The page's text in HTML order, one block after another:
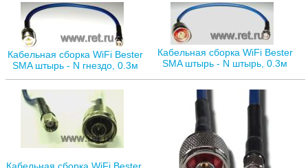
Кабельная сборка WiFi Bester
SMA штырь - N гнездо, 0.3м
Кабельная сборка WiFi Bester
SMA штырь - N штырь, 0.3м